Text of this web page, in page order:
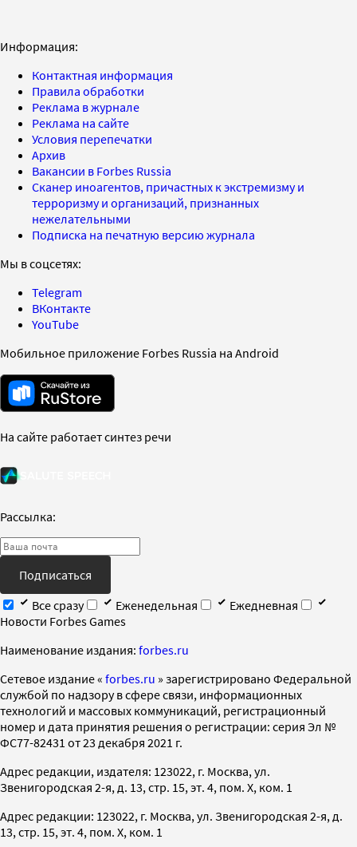
Информация:
Контактная информация
Правила обработки
Реклама в журнале
Реклама на сайте
Условия перепечатки
Архив
Вакансии в Forbes Russia
Сканер иноагентов, причастных к экстремизму и
терроризму и организаций, признанных
нежелательными
Подписка на печатную версию журнала
Мы в соцсетях:
Telegram
ВКонтакте
YouTube
Мобильное приложение Forbes Russia на Android
На сайте работает синтез речи
Рассылка:
Подписаться
Все сразу
Еженедельная
Ежедневная
Новости Forbes Games
Наименование издания: forbes.ru
Cетевое издание « forbes.ru » зарегистрировано Федеральной
службой по надзору в сфере связи, информационных
технологий и массовых коммуникаций, регистрационный
номер и дата принятия решения о регистрации: серия Эл №
ФС77-82431 от 23 декабря 2021 г.
Адрес редакции, издателя: 123022, г. Москва, ул.
Звенигородская 2-я, д. 13, стр. 15, эт. 4, пом. X, ком. 1
Адрес редакции: 123022, г. Москва, ул. Звенигородская 2-я, д.
13, стр. 15, эт. 4, пом. X, ком. 1